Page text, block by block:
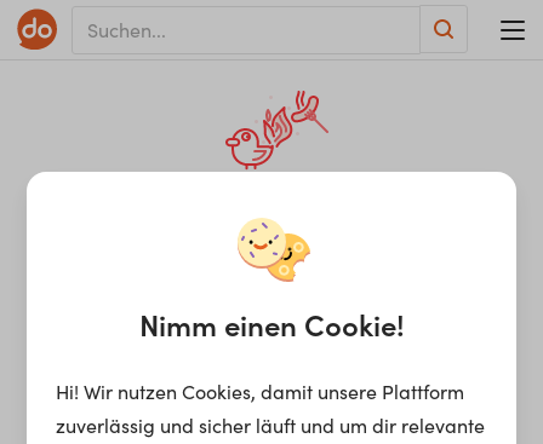
Anscheinend stimmt
irgendetwas nicht in
unserem Backend.
Nimm einen Cookie!
Hi! Wir nutzen Cookies, damit unsere Plattform
zuverlässig und sicher läuft und um dir relevante